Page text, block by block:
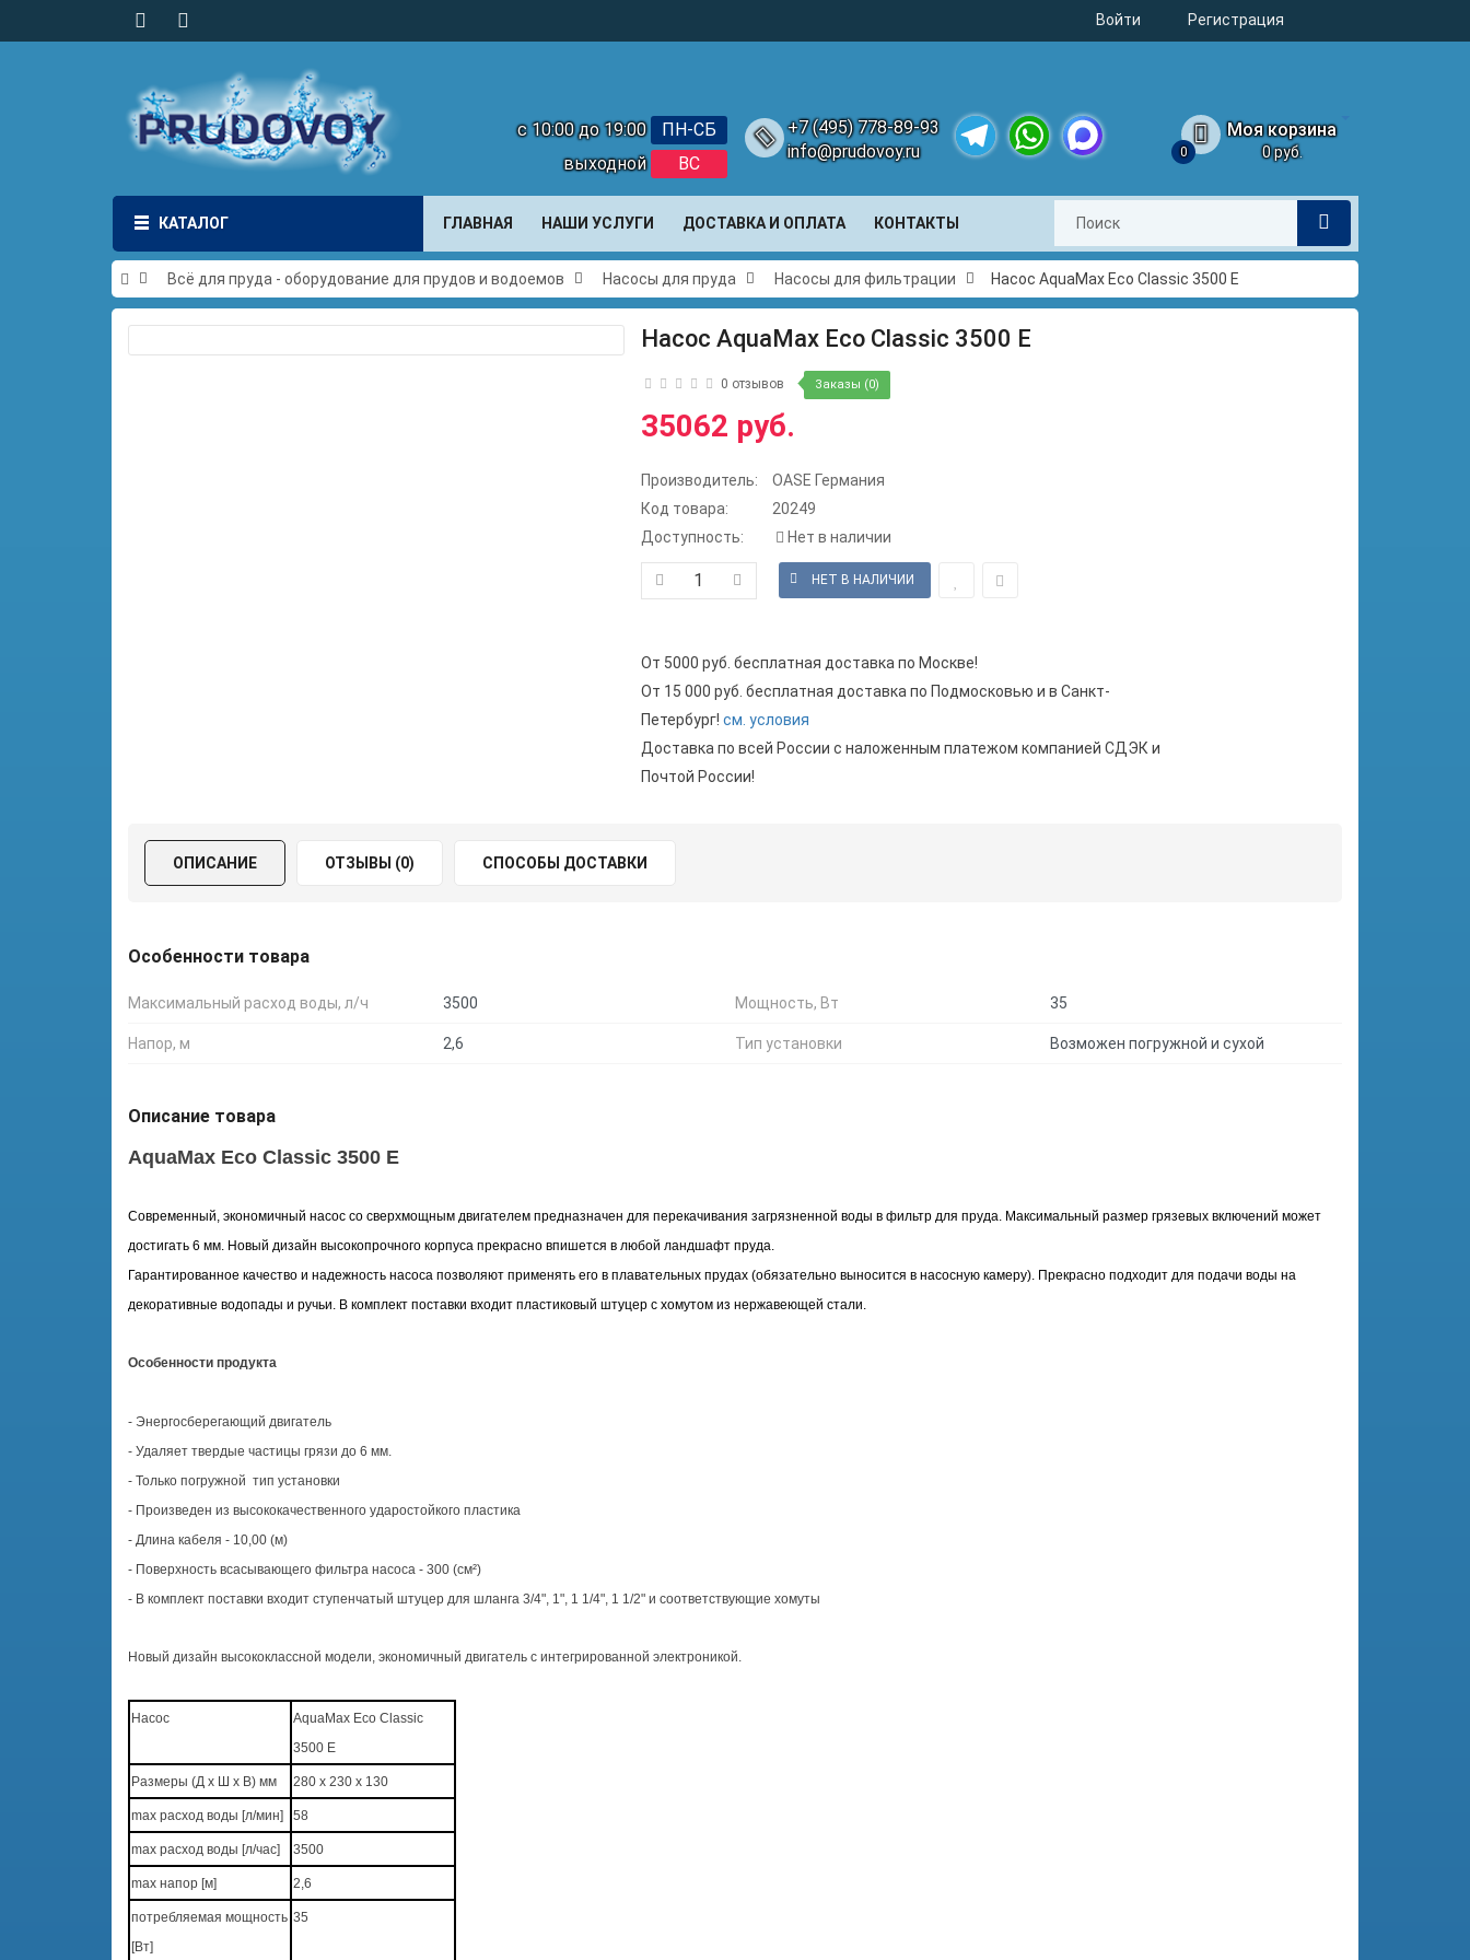
Войти Регистрация
с 10:00 до 19:00
ПН-СБ
выходной
ВС
+7 (495) 778-89-93
info@prudovoy.ru
Моя корзина
0 0 руб.
КАТАЛОГ ГЛАВНАЯ НАШИ УСЛУГИ ДОСТАВКА И ОПЛАТА КОНТАКТЫ
Всё для пруда - оборудование для прудов и водоемов Насосы для пруда Насосы для фильтрации Насос AquaMax Eco Classic 3500 E
Насос AquaMax Eco Classic 3500 E
0 отзывов Заказы (0)
35062 руб.
Производитель:
OASE Германия
Код товара:
20249
Доступность:
Нет в наличии
От 5000 руб. бесплатная доставка по Москве!
От 15 000 руб. бесплатная доставка по Подмосковью и в Санкт-
Петербург! см. условия
Доставка по всей России с наложенным платежом компанией СДЭК и
Почтой России!
ОПИСАНИЕ ОТЗЫВЫ (0) СПОСОБЫ ДОСТАВКИ
Особенности товара
Максимальный расход воды, л/ч 3500 Мощность, Вт 35
Напор, м 2,6 Тип установки Возможен погружной и сухой
Описание товара
AquaMax Eco Classic 3500 E
Современный, экономичный насос со сверхмощным двигателем предназначен для перекачивания загрязненной воды в фильтр для пруда. Максимальный размер грязевых включений может
достигать 6 мм. Новый дизайн высокопрочного корпуса прекрасно впишется в любой ландшафт пруда.
Гарантированное качество и надежность насоса позволяют применять его в плавательных прудах (обязательно выносится в насосную камеру). Прекрасно подходит для подачи воды на
декоративные водопады и ручьи. В комплект поставки входит пластиковый штуцер с хомутом из нержавеющей стали.
Особенности продукта
- Энергосберегающий двигатель
- Удаляет твердые частицы грязи до 6 мм.
- Только погружной тип установки
- Произведен из высококачественного ударостойкого пластика
- Длина кабеля - 10,00 (м)
- Поверхность всасывающего фильтра насоса - 300 (cм²)
- В комплект поставки входит ступенчатый штуцер для шланга 3/4", 1", 1 1/4", 1 1/2" и соответствующие хомуты
Новый дизайн высококлассной модели, экономичный двигатель с интегрированной электроникой.
Насос
AquaMax Eco Classic
3500 E
Размеры (Д x Ш x В) мм 280 x 230 x 130
max расход воды [л/мин] 58
max расход воды [л/час] 3500
max напор [м] 2,6
потребляемая мощность
[Вт]
35